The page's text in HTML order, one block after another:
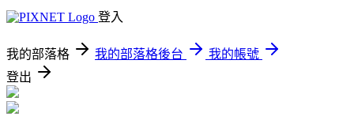
登入
我的部落格 我的部落格後台
我的帳號
登出